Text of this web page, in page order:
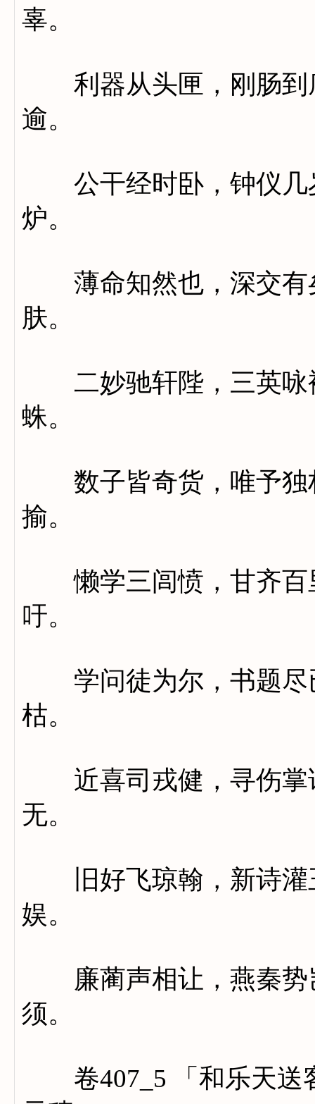
辜。
利器从头匣，刚肠到
逾。
公干经时卧，钟仪几
炉。
薄命知然也，深交有
肤。
二妙驰轩陛，三英咏
蛛。
数子皆奇货，唯予独
揄。
懒学三闾愤，甘齐百
吁。
学问徒为尔，书题尽
枯。
近喜司戎健，寻伤掌
无。
旧好飞琼翰，新诗灌
娱。
廉蔺声相让，燕秦势
须。
卷407_5 「和乐天送